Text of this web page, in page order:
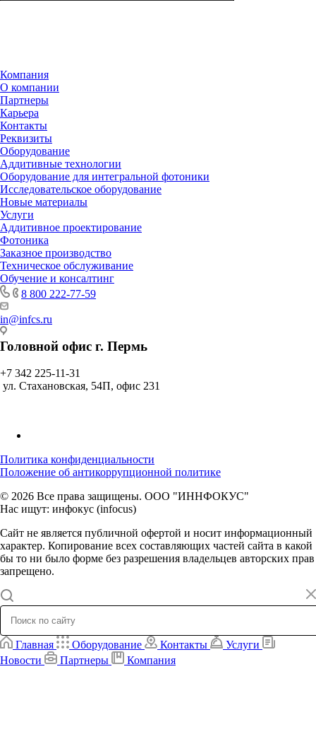
Компания
О компании
Партнеры
Карьера
Контакты
Реквизиты
Оборудование
Аддитивные технологии
Оборудование для интегральной фотоники
Исследовательское оборудование
Новые материалы
Услуги
Аддитивное проектирование
Фотоника
Заказное производство
Техническое обслуживание
Обучение и консалтинг
8 800 222-77-59
in@infcs.ru
Головной офис г. Пермь
+7 342 225-11-31
ул. Стахановская, 54П, офис 231
Политика конфиденциальности
Положение об антикоррупционной политике
© 2026 Все права защищены. ООО "ИННФОКУС"
Нас ищут: инфокус (infocus)
Сайт не является публичной офертой и носит информационный
характер. Копирование всех составляющих частей сайта в какой
бы то ни было форме без разрешения владельцев авторских прав
запрещено.
Главная Оборудование Контакты
Услуги
Новости
Партнеры Компания